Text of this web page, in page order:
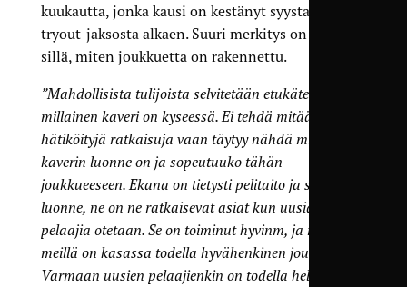
kuukautta, jonka kausi on kestänyt syystalven
tryout-jaksosta alkaen. Suuri merkitys on myös
sillä, miten joukkuetta on rakennettu.
”Mahdollisista tulijoista selvitetään etukäteen,
millainen kaveri on kyseessä. Ei tehdä mitään
hätiköityjä ratkaisuja vaan täytyy nähdä millainen
kaverin luonne on ja sopeutuuko tähän
joukkueeseen. Ekana on tietysti pelitaito ja sitten
luonne, ne on ne ratkaisevat asiat kun uusia
pelaajia otetaan. Se on toiminut hyvinm, ja nyt
meillä on kasassa todella hyvähenkinen joukkue.
Varmaan uusien pelaajienkin on todella helppo tulla